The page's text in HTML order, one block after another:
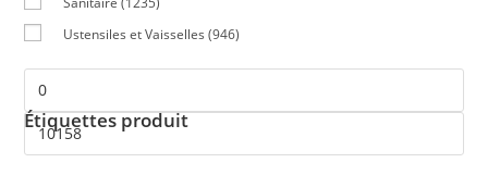
Ustensiles et Vaisselles (946)
Étiquettes produit